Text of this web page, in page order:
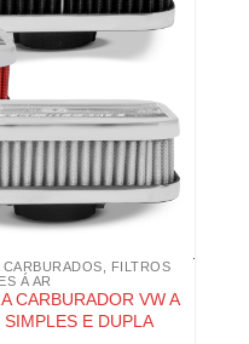
CARBURADOS
FILTROS
Á AR
CARBURADOR VW A
E DUPLA